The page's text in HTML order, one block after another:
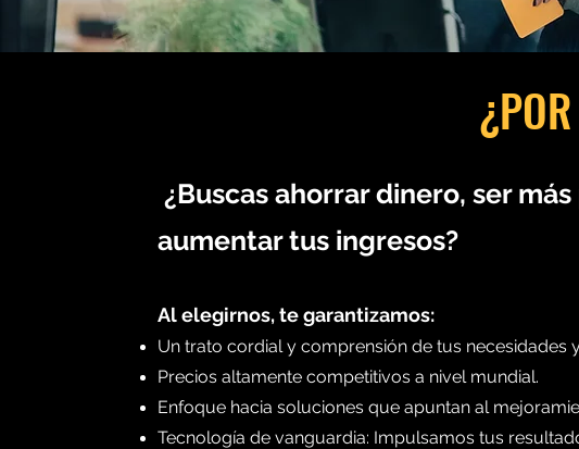
¿Buscas ahorrar dinero, ser
aumentar tus ingresos?
Al elegirnos, te garantizamos:
Un trato cordial y comprensión de tus necesidades
Precios altamente competitivos a nivel mundial.
Enfoque hacia soluciones que apuntan al
Tecnología de vanguardia: Impulsamos tus